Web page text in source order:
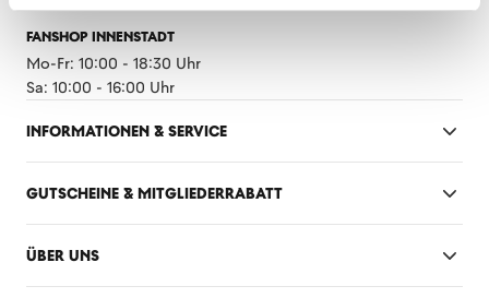
FANSHOP INNENSTADT
Mo-Fr: 10:00 - 18:30 Uhr
Sa: 10:00 - 16:00 Uhr
INFORMATIONEN & SERVICE
GUTSCHEINE & MITGLIEDERRABATT
ÜBER UNS